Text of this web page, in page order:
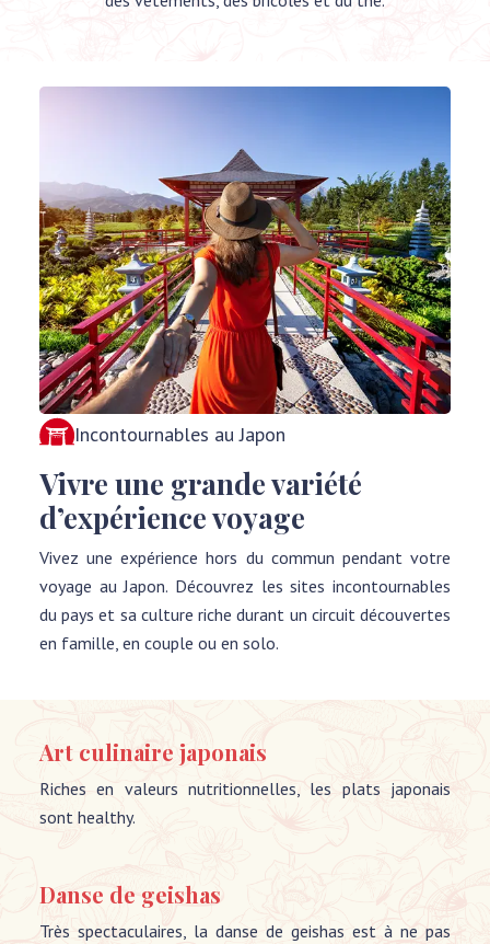
Incontournables au Japon
Vivre une grande variété
d’expérience voyage
Vivez une expérience hors du commun pendant votre
voyage au Japon. Découvrez les sites incontournables
du pays et sa culture riche durant un circuit découvertes
en famille, en couple ou en solo.
Art culinaire japonais
Riches en valeurs nutritionnelles, les plats japonais
sont healthy.
Danse de geishas
Très spectaculaires, la danse de geishas est à ne pas